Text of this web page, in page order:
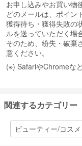
お申し込みやお買い物
どのメールは、ポイン
獲得待ち・獲得失敗の
ルを送っていただく場
そのため、紛失・破棄
意ください。
(※) SafariやChromeな
関連するカテゴリー
ビューティー/コスメ